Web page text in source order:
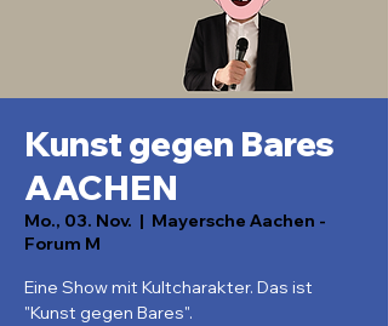
Kunst gegen Bares
AACHEN
Mo., 03. Nov.
  |
Mayersche Aachen -
Forum M
Eine Show mit Kultcharakter. Das ist
"Kunst gegen Bares".